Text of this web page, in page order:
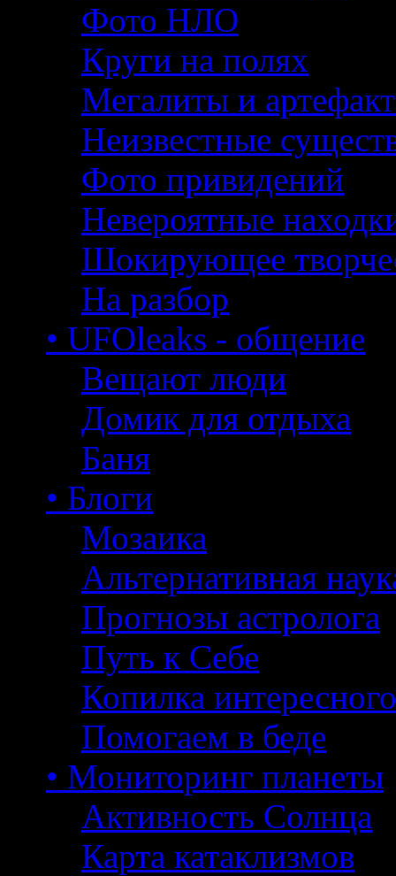
Фото НЛО
Круги на полях
Мегалиты и
Неизвестные
Фото привидений
Невероятные
Шокирующее
На разбор
• UFOleaks - общение
Вещают люди
Домик для отдыха
Баня
• Блоги
Мозаика
Альтернативная
Прогнозы астролога
Путь к Себе
Копилка интересного
Помогаем в беде
• Мониторинг планеты
Активность Солнца
Карта катаклизмов